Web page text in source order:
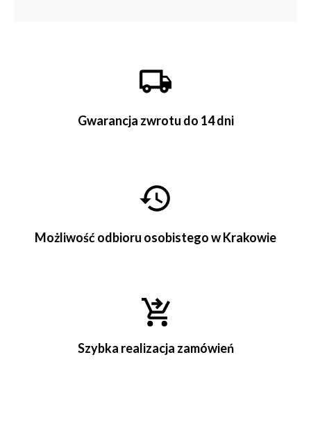
Gwarancja zwrotu do 14 dni
Możliwość odbioru osobistego w Krakowie
Szybka realizacja zamówień